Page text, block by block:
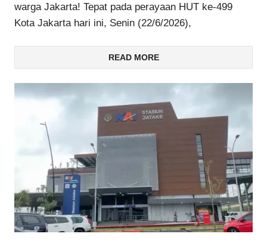
warga Jakarta! Tepat pada perayaan HUT ke-499
Kota Jakarta hari ini, Senin (22/6/2026),
READ MORE